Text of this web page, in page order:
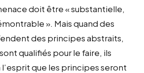
doit être « substantielle,
». Mais quand des
des principes abstraits,
qualifiés pour le faire, ils
que les principes seront